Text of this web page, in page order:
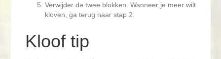
Verwijder de twee blokken. Wanneer je meer wilt
kloven, ga terug naar stap 2.
Kloof tip